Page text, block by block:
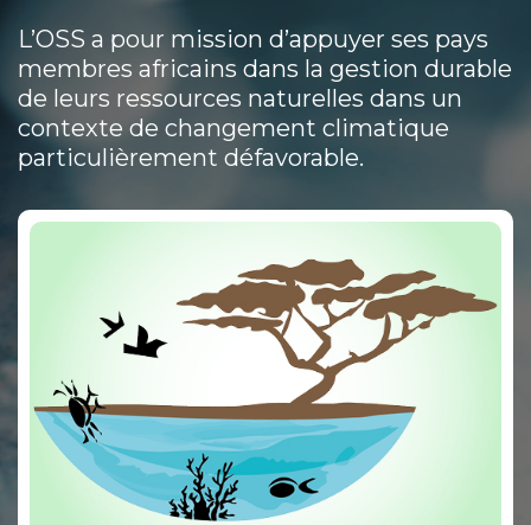
L’OSS a pour mission d’appuyer ses pays
membres africains dans la gestion durable
de leurs ressources naturelles dans un
contexte de changement climatique
particulièrement défavorable.